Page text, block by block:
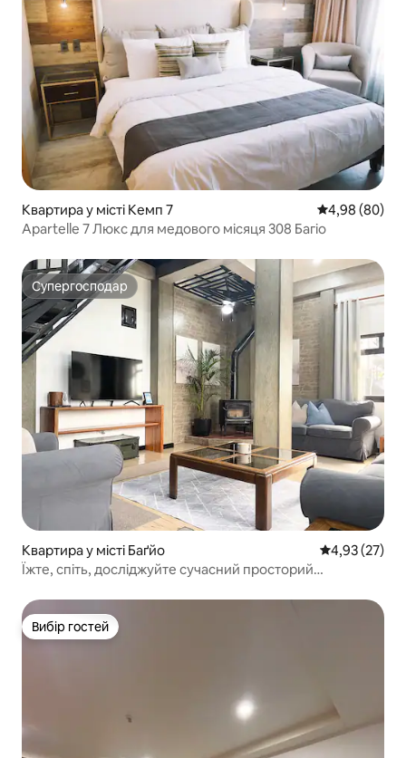
Квартира у місті Кемп 7 Середня
4,98 (80)
Apartelle 7 Люкс для медового місяця 308 Багіо
Супергосподар
Супергосподар
Квартира у місті Баґйо Середня
4,93 (27)
Їжте, спіть, досліджуйте сучасний просторий
Вибір гостей
Вибір гостей